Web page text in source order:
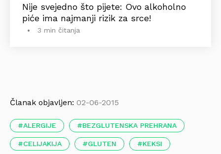
Nije svejedno što pijete: Ovo alkoholno
piće ima najmanji rizik za srce!
3 min čitanja
Članak objavljen: 02-06-2015
ALERGIJE BEZGLUTENSKA PREHRANA
CELIJAKIJA GLUTEN KEKSI